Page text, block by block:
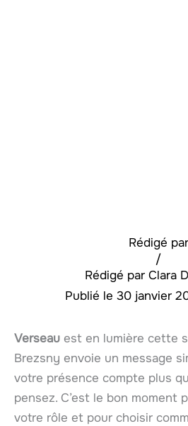
Rédigé par
Clara
/
30 janvier
Verseau est en lumière cette
Brezsny envoie un message
votre présence compte plus
pensez. C’est le bon moment
votre rôle et pour choisir